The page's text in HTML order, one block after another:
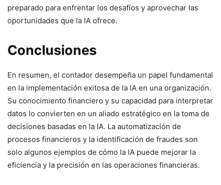
preparado para enfrentar los desafíos y aprovechar las
oportunidades que la IA ofrece.
Conclusiones
En resumen, el contador desempeña un papel fundamental
en la implementación exitosa de la IA en una organización.
Su conocimiento financiero y su capacidad para interpretar
datos lo convierten en un aliado estratégico en la toma de
decisiones basadas en la IA. La automatización de
procesos financieros y la identificación de fraudes son
solo algunos ejemplos de cómo la IA puede mejorar la
eficiencia y la precisión en las operaciones financieras.